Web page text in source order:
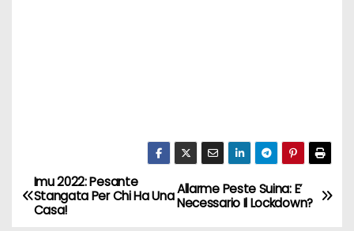
N
Allarme Peste Suina: E’
Necessario Il Lockdown?
Imu 2022: Pesante
Stangata Per Chi Ha Una
Casa!